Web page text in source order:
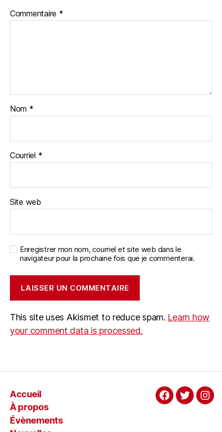
Commentaire *
Nom *
Courriel *
Site web
Enregistrer mon nom, courriel et site web dans le
navigateur pour la prochaine fois que je commenterai.
This site uses Akismet to reduce spam. Learn how
your comment data is processed.
Accueil
À propos
Évènements
Facebook
Twitter